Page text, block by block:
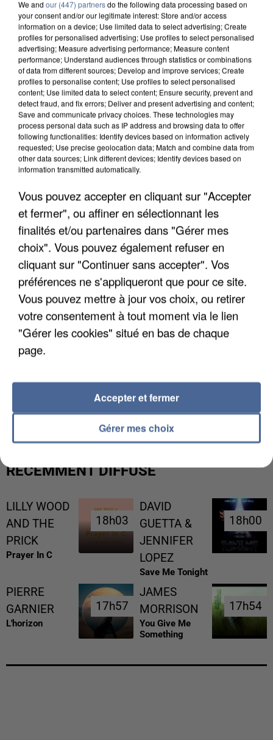
UN SECOND CADRE DE LA DZ MAFIA
INTERPELLÉ EN ALGÉRIE
UNE TOURISTE DE L’OISE EMPORTÉE PAR UNE
COULÉE DE BOUE EN HAUTE-SAVOIE
RÉCEMMENT DIFFUSÉ
LILLY WOOD
AND THE
PRICK
Prayer In C
18h03
18h03
DAVID
GUETTA &
JENNIFER
LOPEZ
Save Me Tonight
18h00
18h00
PIERRE
GARNIER
L'horizon
17h57
17h57
JAMES
MORRISON
You Give Me
Something
17h54
17h54
We and our (447) partnersdo the following data processing based on
your consent and/or our legitimate interest: Store and/or access
information on a device; Use limited data to select advertising; Create
profiles for personalised advertising; Use profiles to select personalised
advertising; Measure advertising performance; Measure content
performance; Understand audiences through statistics or combinations
of data from different sources; Develop and improve services; Create
profiles to personalise content; Use profiles to select personalised
content; Use limited data to select content; Ensure security, prevent and
detect fraud, and fix errors; Deliver and present advertising and content;
Save and communicate privacy choices. These technologies may
process personal data such as IP address and browsing data to offer
following functionalities: Identify devices based on information actively
requested; Use precise geolocation data; Match and combine data from
other data sources; Link different devices; Identify devices based on
information transmitted automatically.
Vous pouvez accepter en cliquant sur "Accepter
et fermer", ou affiner en sélectionnant les
finalités et/ou partenaires dans "Gérer mes
choix". Vous pouvez également refuser en
cliquant sur "Continuer sans accepter". Vos
préférences ne s'appliqueront que pour ce site.
Vous pouvez mettre à jour vos choix, ou retirer
votre consentement à tout moment via le lien
"Gérer les cookies" situé en bas de chaque
page.
Gérer mes choix
Accepter et fermer